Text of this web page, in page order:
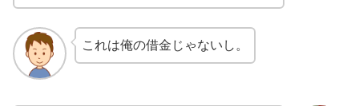
これは俺の借金じゃないし。